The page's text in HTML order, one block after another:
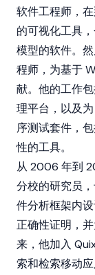
软件工程师，
的可视化工具
模型的软件。
程师，为基于
献。他的工作
理平台，以及
序测试套件，
性的工具。
从 2006 年到
分校的研究员
件分析框架内
正确性证明，
来，他加入
索和检索移动